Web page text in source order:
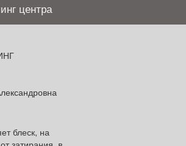
центра
блеск, на